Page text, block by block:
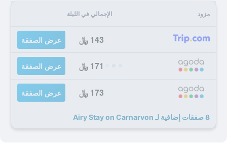
مزود الإجمالي في الليلة
143 ﷼ عرض الصفقة
171 ﷼ عرض الصفقة
173 ﷼ عرض الصفقة
8 صفقات إضافية لـ Airy Stay on Carnarvon